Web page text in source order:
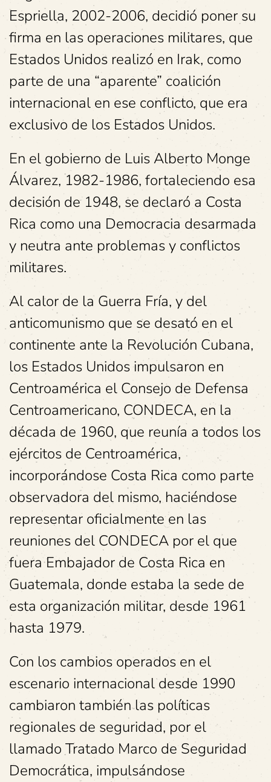
Espriella, 2002-2006, decidió poner su
firma en las operaciones militares, que
Estados Unidos realizó en Irak, como
parte de una “aparente” coalición
internacional en ese conflicto, que era
exclusivo de los Estados Unidos.
En el gobierno de Luis Alberto Monge
Álvarez, 1982-1986, fortaleciendo esa
decisión de 1948, se declaró a Costa
Rica como una Democracia desarmada
y neutra ante problemas y conflictos
militares.
Al calor de la Guerra Fría, y del
anticomunismo que se desató en el
continente ante la Revolución Cubana,
los Estados Unidos impulsaron en
Centroamérica el Consejo de Defensa
Centroamericano, CONDECA, en la
década de 1960, que reunía a todos los
ejércitos de Centroamérica,
incorporándose Costa Rica como parte
observadora del mismo, haciéndose
representar oficialmente en las
reuniones del CONDECA por el que
fuera Embajador de Costa Rica en
Guatemala, donde estaba la sede de
esta organización militar, desde 1961
hasta 1979.
Con los cambios operados en el
escenario internacional desde 1990
cambiaron también las políticas
regionales de seguridad, por el
llamado Tratado Marco de Seguridad
Democrática, impulsándose